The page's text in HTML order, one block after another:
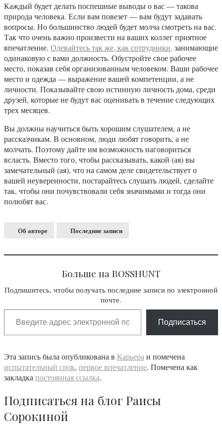
Каждый будет делать поспешные выводы о вас — такова
природа человека. Если вам повезет — вам будут задавать
вопросы. Но большинство людей будет молча смотреть на вас.
Так что очень важно произвести на ваших коллег приятное
впечатление. Одевайтесь так же, как сотрудники, занимающие
одинаковую с вами должность. Обустройте свое рабочее
место, показав себя организованным человеком. Ваши рабочее
место и одежда — выражение вашей компетенции, а не
личности. Показывайте свою истинную личность дома, среди
друзей, которые не будут вас оценивать в течение следующих
трех месяцев.
Вы должны научиться быть хорошим слушателем, а не
рассказчикам. В основном, люди любят говорить, а не
молчать. Поэтому дайте им возможность наговориться
всласть. Вместо того, чтобы рассказывать, какой (ая) вы
замечательный (ая), что на самом деле свидетельствует о
вашей неуверенности, постарайтесь слушать людей, сделайте
так, чтобы они почувствовали себя значимыми и тогда они
полюбят вас.
Об авторе Последние записи
Больше на BOSSHUNT
Подпишитесь, чтобы получать последние записи по электронной
почте.
Подписаться
Эта запись была опубликована в Карьераи помечена
испытательный срок, первое впечатление. Помечена как
закладкапостоянная ссылка.
Подписаться на блог Раисы
Сорокиной